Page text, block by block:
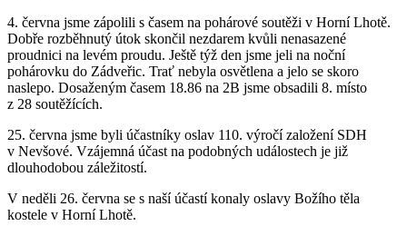
4. června jsme zápolili s časem na pohárové soutěži v Horní Lhotě.
Dobře rozběhnutý útok skončil nezdarem kvůli nenasazené
proudnici na levém proudu. Ještě týž den jsme jeli na noční
pohárovku do Zádveřic. Trať nebyla osvětlena a jelo se skoro
naslepo. Dosaženým časem 18.86 na 2B jsme obsadili 8. místo
z 28 soutěžících.
25. června jsme byli účastníky oslav 110. výročí založení SDH
v Nevšové. Vzájemná účast na podobných událostech je již
dlouhodobou záležitostí.
V neděli 26. června se s naší účastí konaly oslavy Božího těla
kostele v Horní Lhotě.